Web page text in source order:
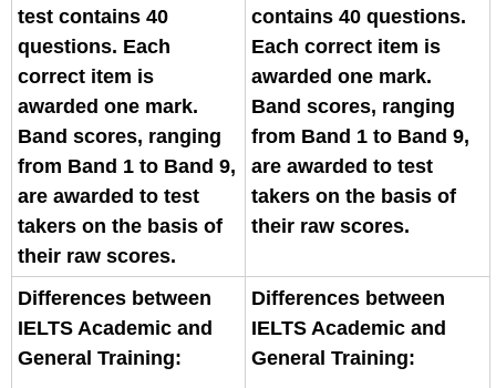
test contains 40
questions. Each
correct item is
awarded one mark.
Band scores, ranging
from Band 1 to Band 9,
are awarded to test
takers on the basis of
their raw scores.
contains 40 questions.
Each correct item is
awarded one mark.
Band scores, ranging
from Band 1 to Band 9,
are awarded to test
takers on the basis of
their raw scores.
Differences between
IELTS Academic and
General Training:
Differences between
IELTS Academic and
General Training: